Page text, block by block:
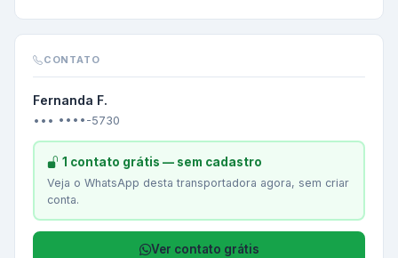
CONTATO
Fernanda F.
••• ••••-5730
1 contato grátis — sem cadastro
Veja o WhatsApp desta transportadora agora, sem criar
conta.
Ver contato grátis